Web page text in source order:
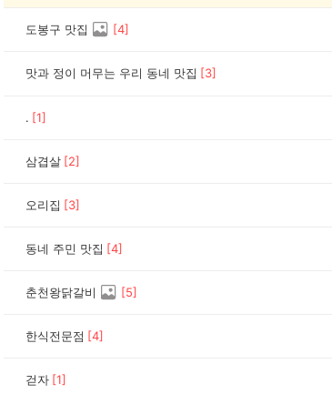
도봉구 맛집 [4]
맛과 정이 머무는 우리 동네 맛집 [3]
. [1]
삼겹살 [2]
오리집 [3]
동네 주민 맛집 [4]
춘천왕닭갈비 [5]
한식전문점 [4]
걷자 [1]